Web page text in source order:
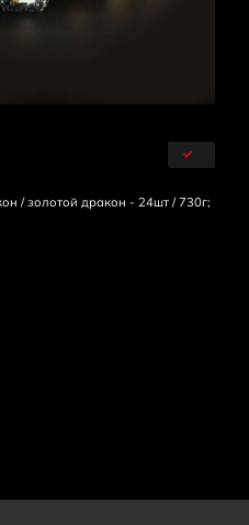
/ золотой дракон - 24шт / 730г;